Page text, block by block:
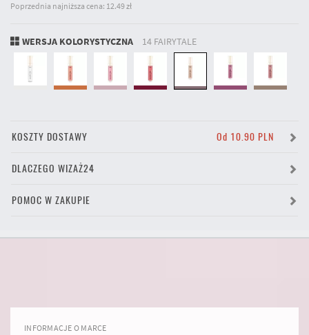
Poprzednia najniższa cena: 12.49 zł
WERSJA KOLORYSTYCZNA 14 FAIRYTALE
KOSZTY DOSTAWY Od 10.90 PLN
DLACZEGO WIZAŻ24
POMOC W ZAKUPIE
INFORMACJE O MARCE